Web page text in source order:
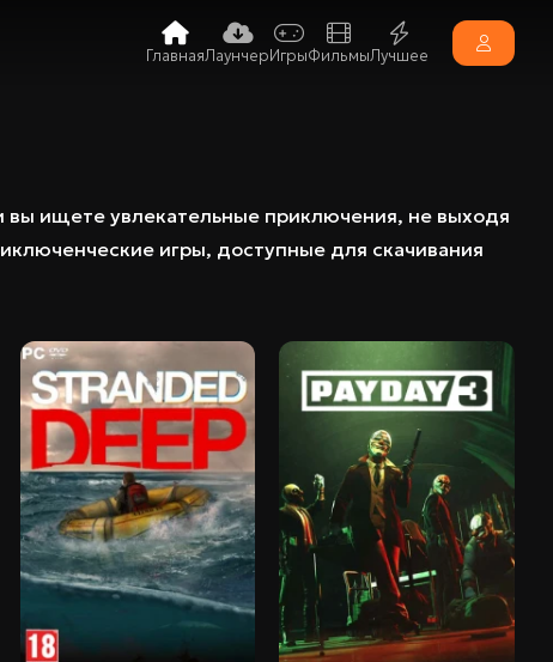
ГлавнаяЛаунчерИгрыФильмыЛучшее
ищете увлекательные приключения, не выходя
игры, доступные для скачивания